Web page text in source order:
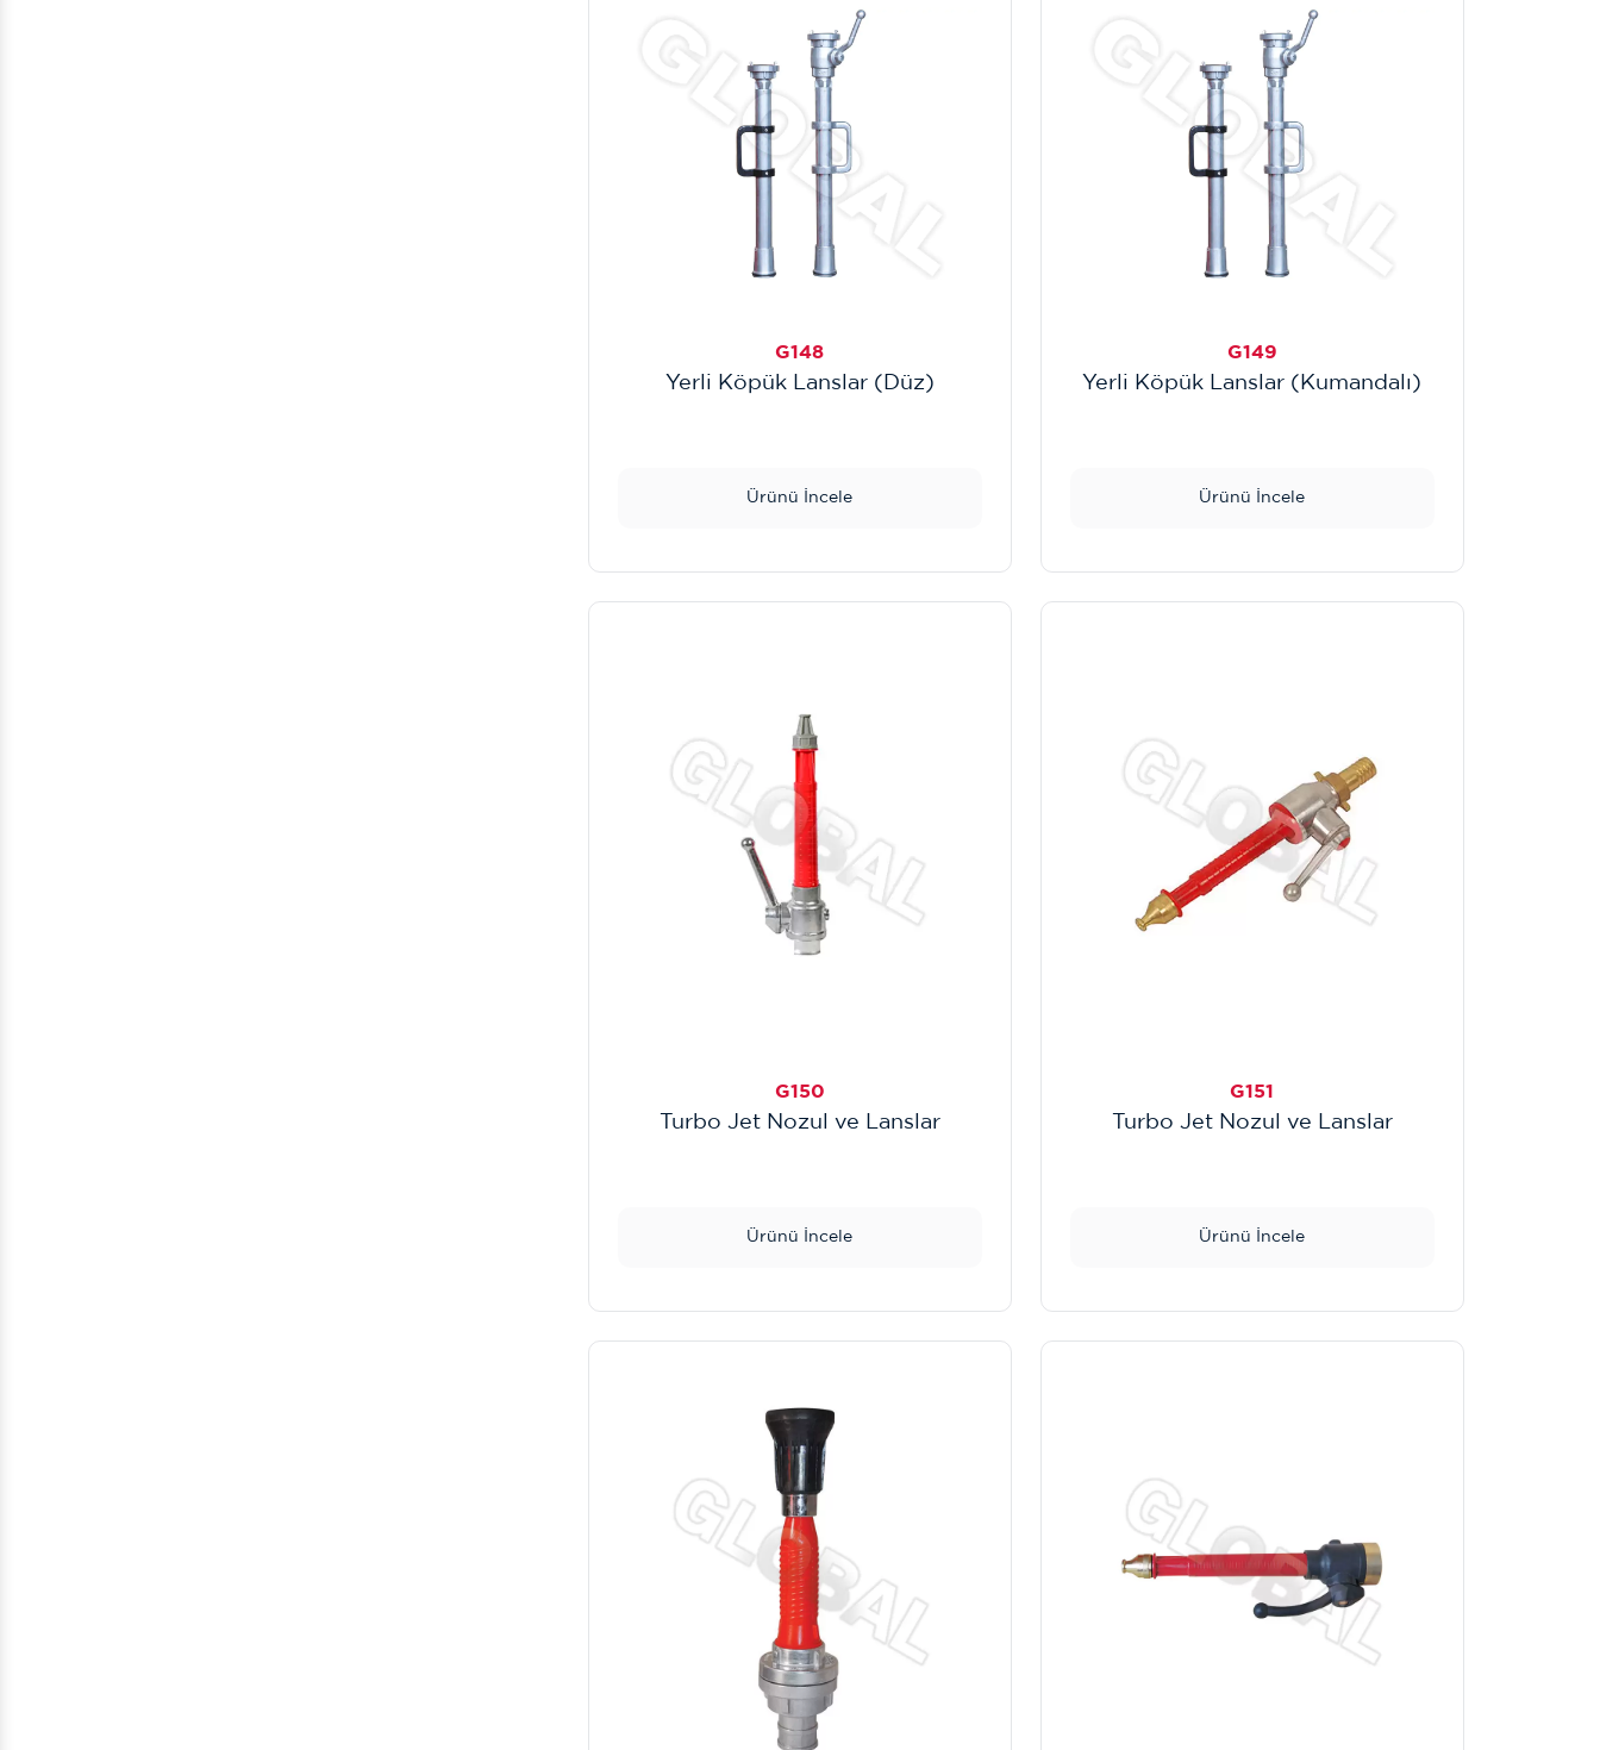
G148
Yerli Köpük Lanslar (Düz)
Ürünü İncele
G149
Yerli Köpük Lanslar (Kumandalı)
Ürünü İncele
G150
Turbo Jet Nozul ve Lanslar
Ürünü İncele
G151
Turbo Jet Nozul ve Lanslar
Ürünü İncele